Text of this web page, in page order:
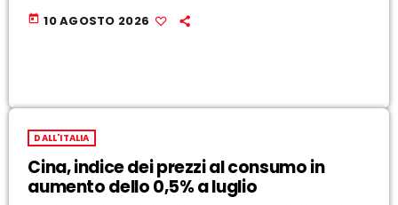
today 10 AGOSTO 2026
DALL'ITALIA
Cina, indice dei prezzi al consumo in
aumento dello 0,5% a luglio